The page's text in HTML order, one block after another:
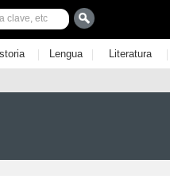
| Lengua | Literatura |